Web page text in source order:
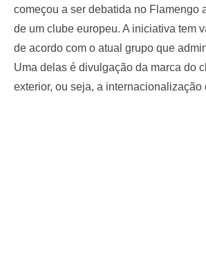
começou a ser debatida no Flamengo
de um clube europeu. A iniciativa tem
de acordo com o atual grupo que
Uma delas é divulgação da marca do
exterior, ou seja, a internacionalização